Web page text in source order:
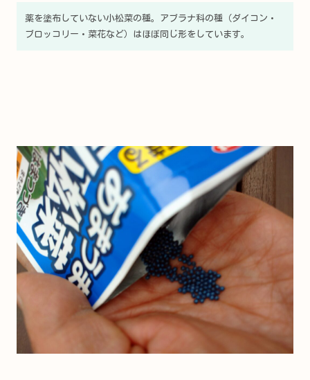
薬を塗布していない小松菜の種。アブラナ科の種（ダイコン・
ブロッコリー・菜花など）はほぼ同じ形をしています。